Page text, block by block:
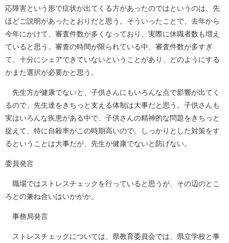
応障害という形で症状が出てくる方があったのではというのは、先
ほどご説明があったとおりだと思う。そういったことで、去年から
今年にかけて、審査件数が多くなっており、実際に休職者数も増え
ていると思う。審査の時間が限られている中、審査件数が多すぎ
て、十分にシェアできていないということがあり、どのようにする
かまた選択が必要かと思う。
先生方が健康でないと、子供さんにもいろんな点で影響が出てく
るので、先生達をきちっと支える体制は大事だと思う。子供さんも
実はいろんな疾患がある中で、子供さんの精神的な問題をきちっと
捉えて、特に自殺率がこの時期高いので、しっかりとした対策をす
るということは大事だが、先生が健康でないと防げない。
委員発言
職場ではストレスチェックを行っていると思うが、その辺のとこ
ろとの兼ね合いはいかがか。
事務局発言
ストレスチェックについては、県教育委員会では、県立学校と事